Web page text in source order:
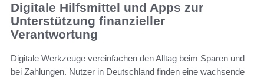
Digitale Hilfsmittel und Apps zur
Unterstützung finanzieller
Verantwortung
Digitale Werkzeuge vereinfachen den Alltag beim Sparen und
bei Zahlungen. Nutzer in Deutschland finden eine wachsende